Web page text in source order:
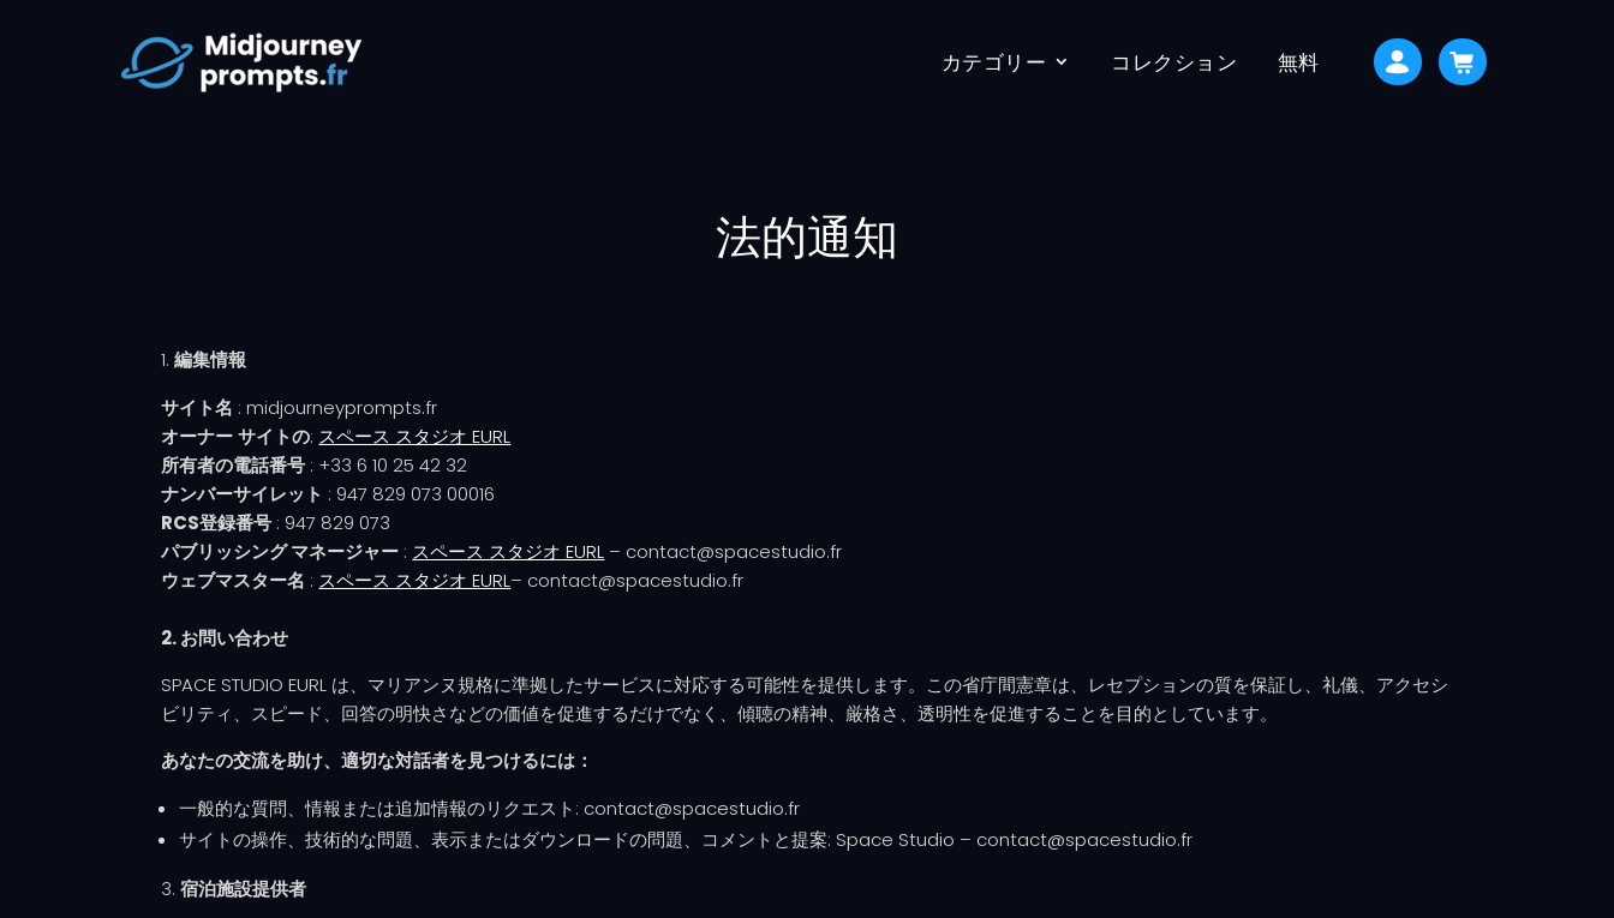
カテゴリー コレクション 無料
法的通知
編集情報
サイト名 : midjourneyprompts.fr
オーナー サイトの: スペース スタジオ EURL
所有者の電話番号 : +33 6 10 25 42 32
ナンバーサイレット : 947 829 073 00016
RCS登録番号 : 947 829 073
パブリッシング マネージャー : スペース スタジオ EURL – contact@spacestudio.fr
ウェブマスター名 : スペース スタジオ EURL– contact@spacestudio.fr
2. お問い合わせ
SPACE STUDIO EURL は、マリアンヌ規格に準拠したサービスに対応する可能性を提供します。この省庁間憲章は、レセプションの質を保証し、礼儀、アクセシ
ビリティ、スピード、回答の明快さなどの価値を促進するだけでなく、傾聴の精神、厳格さ、透明性を促進することを目的としています。
あなたの交流を助け、適切な対話者を見つけるには：
一般的な質問、情報または追加情報のリクエスト: contact@spacestudio.fr
サイトの操作、技術的な問題、表示またはダウンロードの問題、コメントと提案: Space Studio – contact@spacestudio.fr
宿泊施設提供者